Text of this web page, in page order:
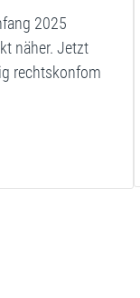
2025
näher. Jetzt
rechtskonfom